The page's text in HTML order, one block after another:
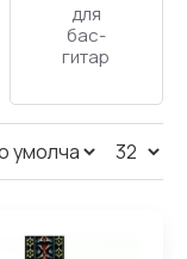
Чехлы для
классических
гитар